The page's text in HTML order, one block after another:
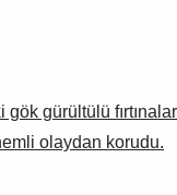
gürültülü
olaydan korudu.